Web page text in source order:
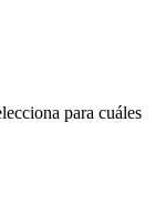
para cuáles